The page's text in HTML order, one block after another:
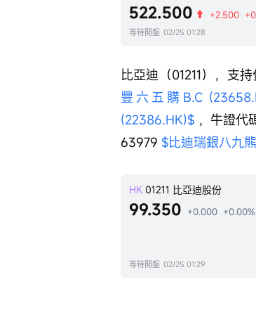
522.500 +2.500
等待開盤 02/25 01:28
比亞迪（01211），支
豐六五購B.C
(22386.HK)$ ，牛證代
63979 $比迪瑞銀八九
HK 01211 比亞迪股份
99.350 +0.000 +0.00%
等待開盤 02/25 01:29